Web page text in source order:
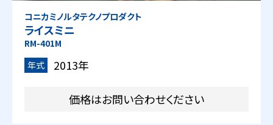
コニカミノルタテクノプロダクト
ライスミニ
RM-401M
年式
2013年
価格はお問い合わせください